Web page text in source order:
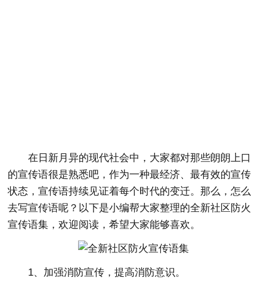
在日新月异的现代社会中，大家都对那些朗朗上口
的宣传语很是熟悉吧，作为一种最经济、最有效的宣传
状态，宣传语持续见证着每个时代的变迁。那么，怎么
去写宣传语呢？以下是小编帮大家整理的全新社区防火
宣传语集，欢迎阅读，希望大家能够喜欢。
1、加强消防宣传，提高消防意识。